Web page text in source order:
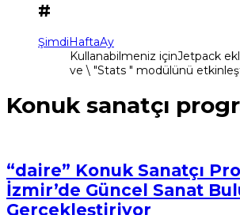
#
ŞimdiHaftaAy
Kullanabilmeniz içinJetpack
ve \ "Stats " modülünü
Konuk sanatçı
“daire” Konuk Sanatçı
İzmir’de Güncel Sanat
Gerçekleştiriyor